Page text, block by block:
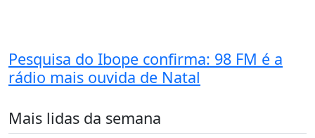
Pesquisa do Ibope confirma: 98 FM é a
rádio mais ouvida de Natal
Mais lidas da semana